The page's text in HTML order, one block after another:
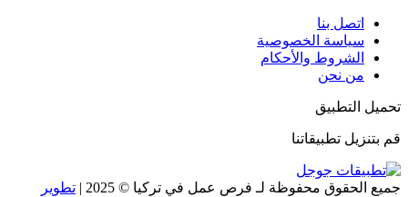
اتصل بنا
سياسة الخصوصية
الشروط والأحكام
من نحن
تحميل التطبيق
قم بتنزيل تطبيقاتنا
جميع الحقوق محفوظة لـ فرص عمل في تركيا © 2025 |
تطوير